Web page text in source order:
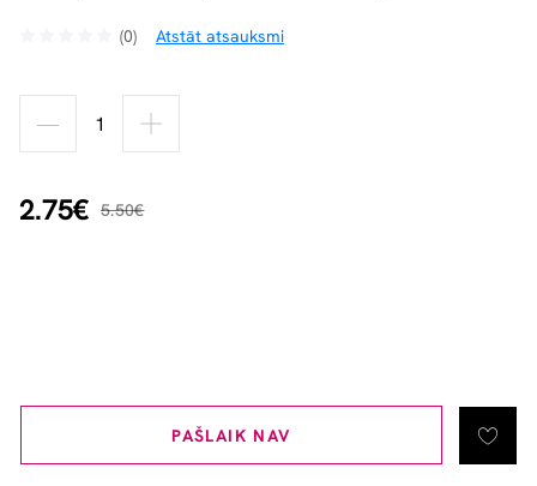
(0) Atstāt atsauksmi
2.75€ 5.50€
PAŠLAIK NAV